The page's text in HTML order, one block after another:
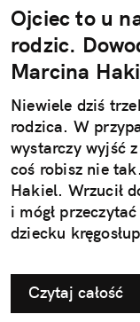
Ojciec to u
rodzic.
Marcina
Niewiele dziś
rodzica. W
wystarczy wyjść
coś robisz nie
Hakiel. Wrzucił
i mógł
dziecku
Czytaj całość